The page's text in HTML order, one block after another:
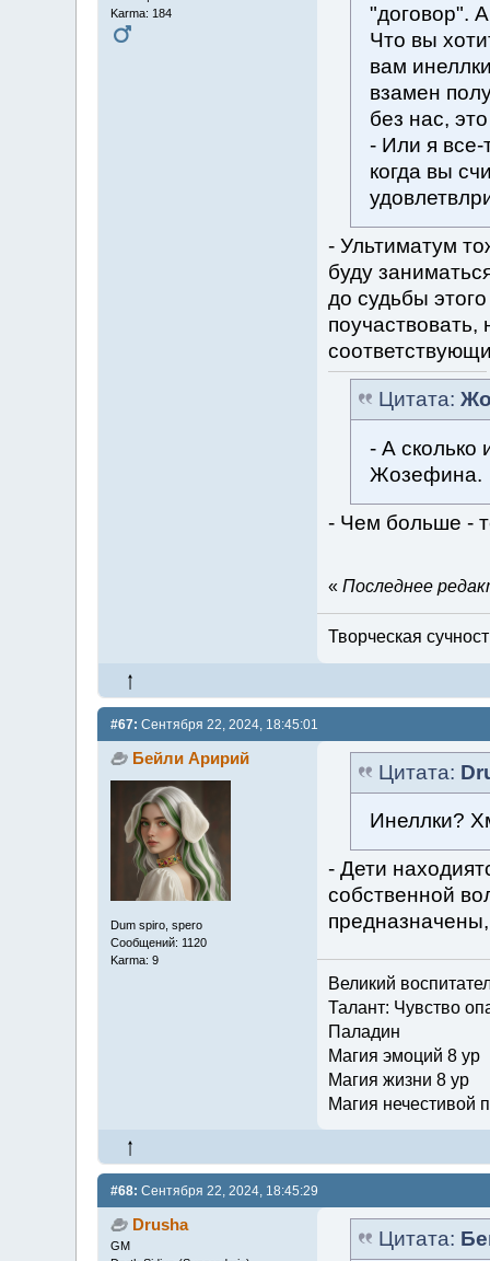
Karma: 184
"договор".
Что вы
вам
взамен
без нас,
- Или я все-
когда вы
- Ультиматум
буду
до судьбы
Цитата:
- А сколько
Жозефина.
- Чем больше -
« Последнее
Творческая
#67: Сентября 22, 2024, 18:45:01
Бейли Аририй
Dum spiro, spero
Сообщений: 1120
Karma: 9
Цитата:
Инеллки?
- Дети
собственной
Великий
Талант: Чувство
Паладин
Магия эмоций 8 ур
Магия жизни 8 ур
Магия нечестивой
#68: Сентября 22, 2024, 18:45:29
Drusha
GM
Цитата: